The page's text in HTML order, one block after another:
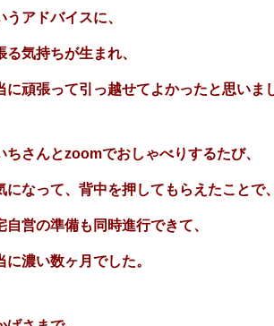
うアドバイスに、
る気持ちが生まれ、
に頑張って引っ越せてよかったと思いま
ちさんとzoomでおしゃべりするたび、
になって、背中を押してもらえたことで、
自営の準備も同時進行できて、
に濃い数ヶ月でした。